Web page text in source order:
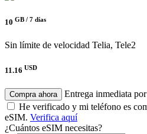
10 GB / 7 días
Sin límite de velocidad Telia, Tele2
11.16 USD
Compra ahora
Entrega inmediata
He verificado y mi teléfono es
eSIM. Verifica aquí
¿Cuántos eSIM necesitas?